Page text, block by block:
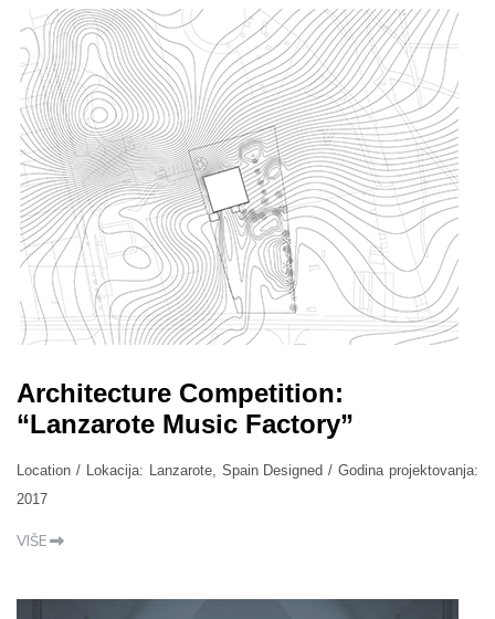
Architecture Competition:
“Lanzarote Music Factory”
Location / Lokacija: Lanzarote, Spain Designed / Godina projektovanja:
2017
VIŠE